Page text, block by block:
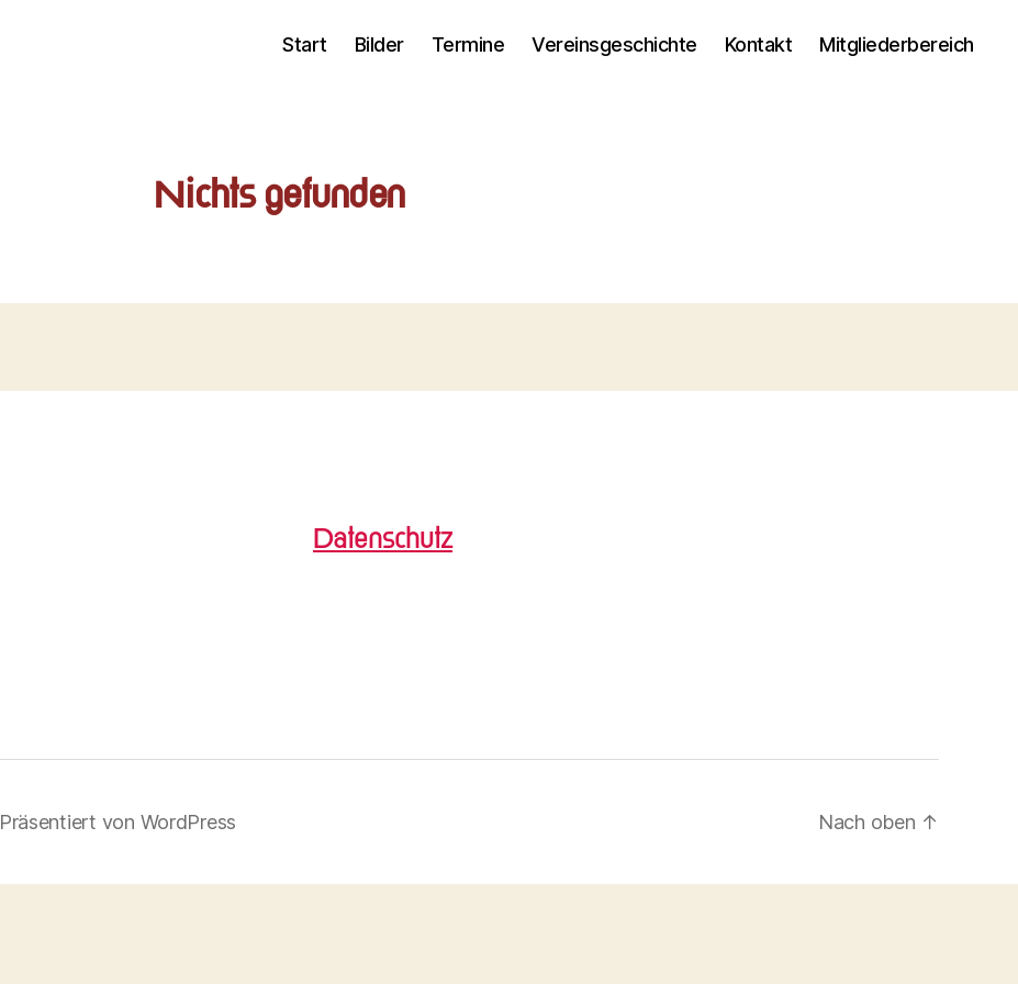
Start Bilder Termine Vereinsgeschichte Kontakt Mitgliederbereich
Nichts gefunden
Datenschutz
Präsentiert von WordPress Nach oben ↑